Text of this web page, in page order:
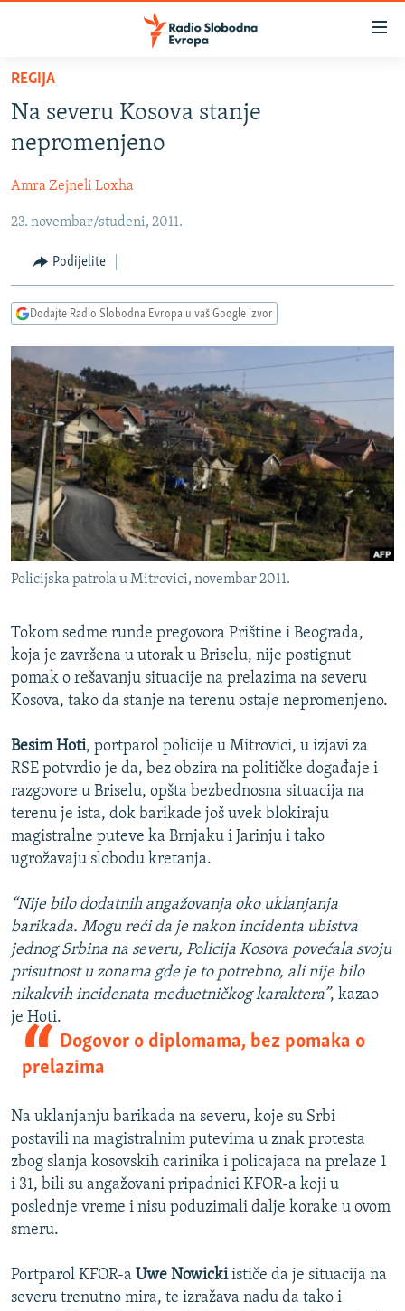
Pređite
glavni
sadržaj
Pređite
na
navigaciju
Pređite
pretragu
SRBIJA
KOSOVO
CRNA GORA
VIZUELNO
FOTOGALERIJE
PODCASTI
RAT U UKRAJINI
KINA NA BALKANU
RSE PRIČE IZ SVIJETA
ISPRIČAJ MI
DNEVNO@RSE
SPECIJALI RSE
VIŠE OD NASLOVA
GENOCID U SREBRENICI
POPLAVE I KLIZIŠTA U BIH 2024.
POST SCRIPTUM
MOJA EVROPA
SVE KARTE DEJTONA
NASTANAK I RASPAD JUGOSLAVIJE
PRATITE NAS
Sve RFE/RL stranice
REGIJA
Na severu Kosova stanje
nepromenjeno
Amra Zejneli Loxha
23. novembar/studeni, 2011.
Podijelite
Dodajte Radio Slobodna Evropa u vaš Google izvor
Policijska patrola u Mitrovici, novembar 2011.
Tokom sedme runde pregovora Prištine i Beograda,
koja je završena u utorak u Briselu, nije postignut
pomak o rešavanju situacije na prelazima na severu
Kosova, tako da stanje na terenu ostaje nepromenjeno.
Besim Hoti, portparol policije u Mitrovici, u izjavi za
RSE potvrdio je da, bez obzira na političke događaje i
razgovore u Briselu, opšta bezbednosna situacija na
terenu je ista, dok barikade još uvek blokiraju
magistralne puteve ka Brnjaku i Jarinju i tako
ugrožavaju slobodu kretanja.
“Nije bilo dodatnih angažovanja oko uklanjanja
barikada. Mogu reći da je nakon incidenta ubistva
jednog Srbina na severu, Policija Kosova povećala svoju
prisutnost u zonama gde je to potrebno, ali nije bilo
nikakvih incidenata međuetničkog karaktera”, kazao
je Hoti.
Dogovor o diplomama, bez pomaka o
prelazima
Na uklanjanju barikada na severu, koje su Srbi
postavili na magistralnim putevima u znak protesta
zbog slanja kosovskih carinika i policajaca na prelaze 1
i 31, bili su angažovani pripadnici KFOR-a koji u
poslednje vreme i nisu poduzimali dalje korake u ovom
smeru.
Portparol KFOR-a Uwe Nowickiističe da je situacija na
severu trenutno mira, te izražava nadu da tako i